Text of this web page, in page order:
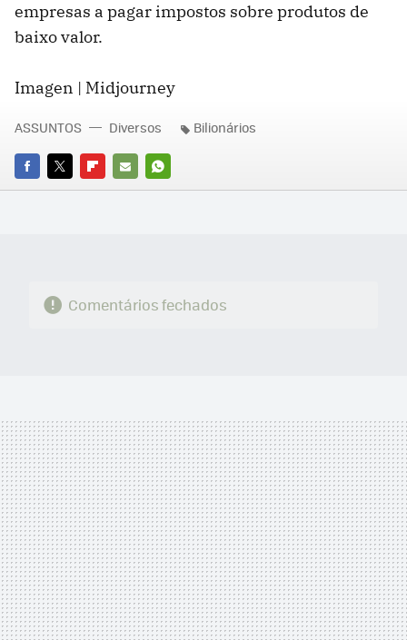
empresas a pagar impostos sobre produtos de
baixo valor.
Imagen | Midjourney
FACEBOOK
TWITTERFLIPBOARD
E-
WHATSAPP
ASSUNTOS Diversos Bilionários
Comentários fechados